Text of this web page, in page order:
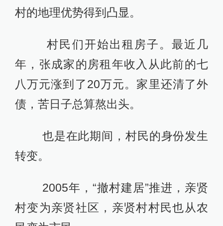
村的地理优势得到凸显。
村民们开始出租房子。最近几
年，张成家的房租年收入从此前的七
八万元涨到了20万元。家里还清了外
债，苦日子总算熬出头。
也是在此期间，村民的身份发生
转变。
2005年，“撤村建居”推进，亲贤
村变为亲贤社区，亲贤村村民也从农